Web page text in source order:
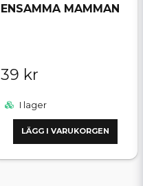
ENSAMMA MAMMAN
39 kr
I lager
LÄGG I VARUKORGEN